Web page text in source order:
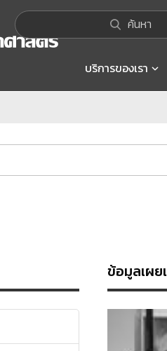
ค้นหา
บริการของเรา
ข้อมูลเผ